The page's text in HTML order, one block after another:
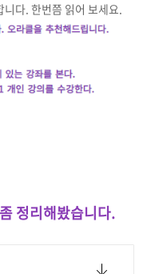
다. 한번쯤 읽어 보세요.
정리해봤습니다.